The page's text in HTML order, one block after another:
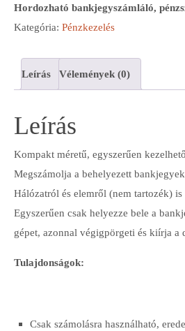
Hordozható bankjegyszámláló,
Kategória: Pénzkezelés
Leírás Vélemények (0)
Leírás
Kompakt méretű, egyszerűen
Megszámolja a behelyezett
Hálózatról és elemről (nem tartozék) is
Egyszerűen csak helyezze bele a
gépet, azonnal végigpörgeti és kiírja a
Tulajdonságok:
Csak számolásra használható,